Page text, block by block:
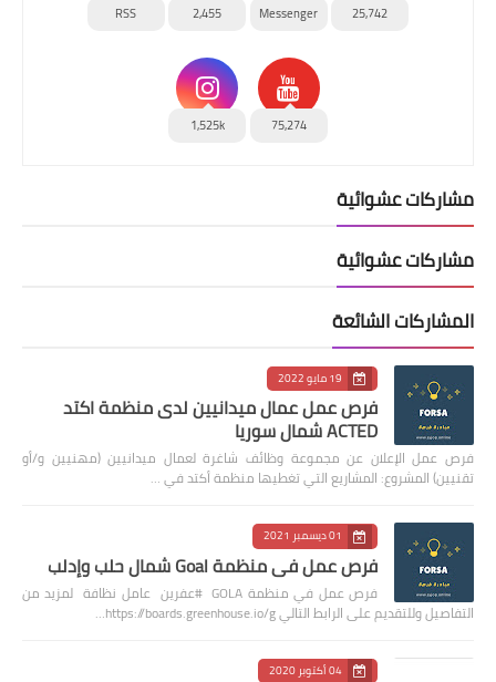
25,742
Messenger
2,455
RSS
75,274
1,525k
مشاركات عشوائية
مشاركات عشوائية
المشاركات الشائعة
19 مايو 2022
فرص عمل عمال ميدانيين لدى منظمة اكتد
ACTED شمال سوريا
فرص عمل الإعلان عن مجموعة وظائف شاغرة لعمال ميدانيين (مهنيين و/أو
تقنيين) المشروع: المشاريع التي تغطيها منظمة أكتد في …
01 ديسمبر 2021
فرص عمل في منظمة Goal شمال حلب وإدلب
فرص عمل في منظمة GOLA #عفرين عامل نظافة لمزيد من
التفاصيل وللتقديم على الرابط التالي https://boards.greenhouse.io/g…
04 أكتوبر 2020